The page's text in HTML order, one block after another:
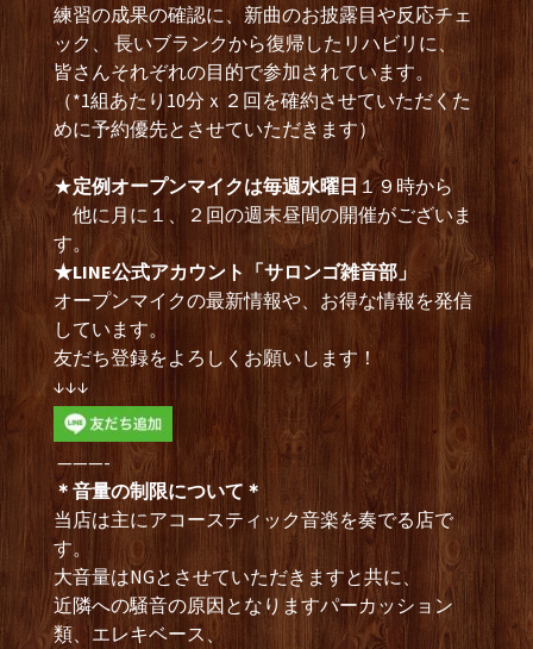
練習の成果の確認に、新曲のお披露目や反応チェ
ック、 長いブランクから復帰したリハビリに、
皆さんそれぞれの目的で参加されています。
（*1組あたり10分ｘ２回を確約させていただくた
めに予約優先とさせていただきます）
★定例オープンマイクは毎週水曜日１９時から
他に月に１、２回の週末昼間の開催がございま
す。
★LINE公式アカウント「サロンゴ雑音部」
オープンマイクの最新情報や、お得な情報を発信
しています。
友だち登録をよろしくお願いします！
↓↓↓
———-
＊音量の制限について＊
当店は主にアコースティック音楽を奏でる店で
す。
大音量はNGとさせていただきますと共に、
近隣への騒音の原因となりますパーカッション
類、エレキベース、